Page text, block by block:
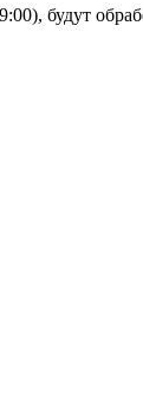
будут